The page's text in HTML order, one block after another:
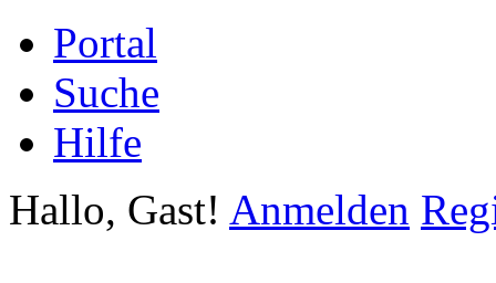
Portal
Suche
Hilfe
Hallo, Gast! Anmelden